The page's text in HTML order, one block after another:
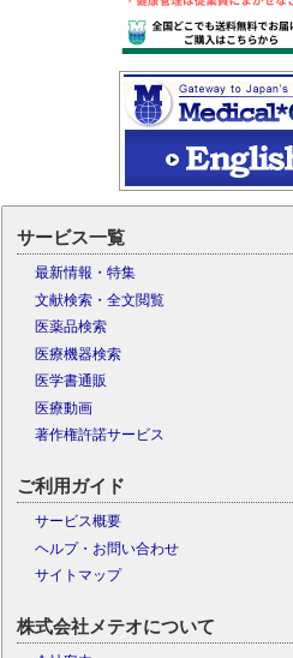
サービス一覧
最新情報・特集
文献検索・全文閲覧
医薬品検索
医療機器検索
医学書通販
医療動画
著作権許諾サービス
ご利用ガイド
サービス概要
ヘルプ・お問い合わせ
サイトマップ
株式会社メテオについて